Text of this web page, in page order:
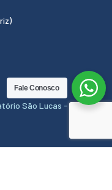
São Lucas - 2024.
Fale Conosco